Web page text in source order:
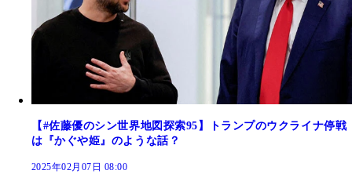
【#佐藤優のシン世界地図探索95】トランプのウクライナ停戦
は『かぐや姫』のような話？
2025年02月07日 08:00